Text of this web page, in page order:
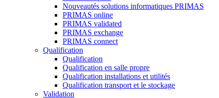
Nouveautés solutions informatiques PRIMAS
PRIMAS online
PRIMAS validated
PRIMAS exchange
PRIMAS connect
Qualification
Qualification
Qualification en salle propre
Qualification installations et utilités
Qualification transport et le stockage
Validation